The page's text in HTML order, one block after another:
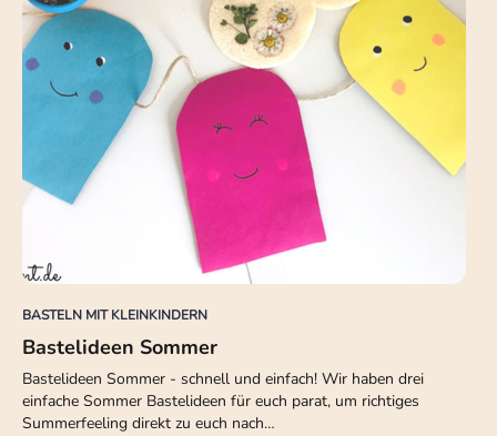
BASTELN MIT KLEINKINDERN
Bastelideen Sommer
Bastelideen Sommer - schnell und einfach! Wir haben drei
einfache Sommer Bastelideen für euch parat, um richtiges
Summerfeeling direkt zu euch nach…